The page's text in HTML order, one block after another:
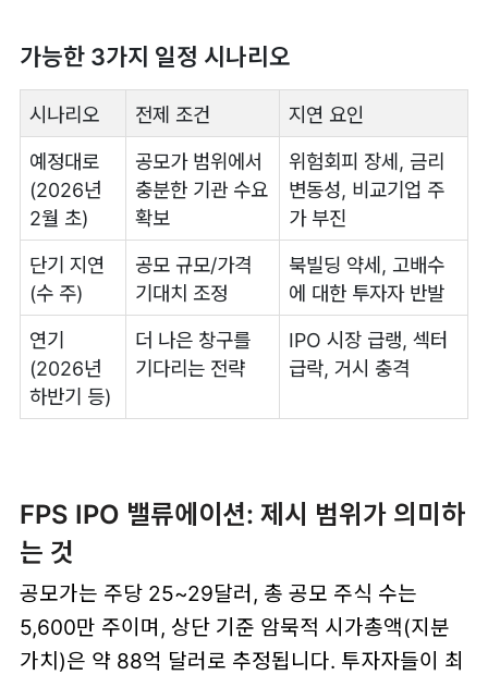
가능한 3가지 일정 시나리오
시나리오 전제 조건 지연 요인
예정대로
(2026년
2월 초)
공모가 범위에서
충분한 기관 수요
확보
위험회피 장세, 금리
변동성, 비교기업 주
가 부진
단기 지연
(수 주)
공모 규모/가격
기대치 조정
북빌딩 약세, 고배수
에 대한 투자자 반발
연기
(2026년
하반기 등)
더 나은 창구를
기다리는 전략
IPO 시장 급랭, 섹터
급락, 거시 충격
FPS IPO 밸류에이션: 제시 범위가 의미하
는 것
공모가는 주당 25~29달러, 총 공모 주식 수는
5,600만 주이며, 상단 기준 암묵적 시가총액(지분
가치)은 약 88억 달러로 추정됩니다. 투자자들이 최